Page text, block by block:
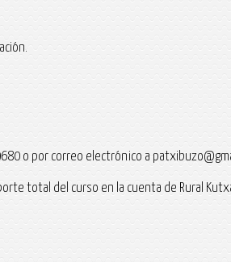
o por correo electrónico a
total del curso en la cuenta de Rural